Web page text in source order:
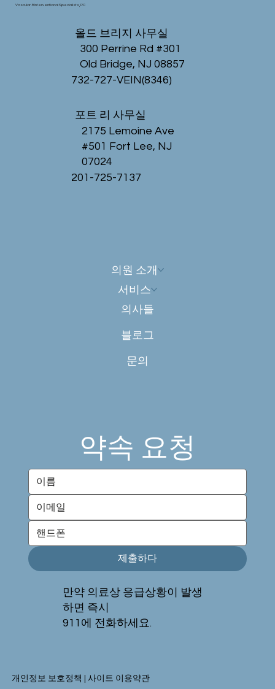
의원 소개
서비스
의사들
블로그
문의
약속 요청
제출하다
만약 의료상 응급상황이 발생
하면 즉시
911에 전화하세요.
Vascular & Interventional Specialists, PC
올드 브리지 사무실
300 Perrine Rd #301
Old Bridge, NJ 08857
732-727-VEIN(8346)
포트 리 사무실
2175 Lemoine Ave
#501 Fort Lee, NJ
07024
201-725-7137
개인정보 보호정책 | 사이트 이용약관